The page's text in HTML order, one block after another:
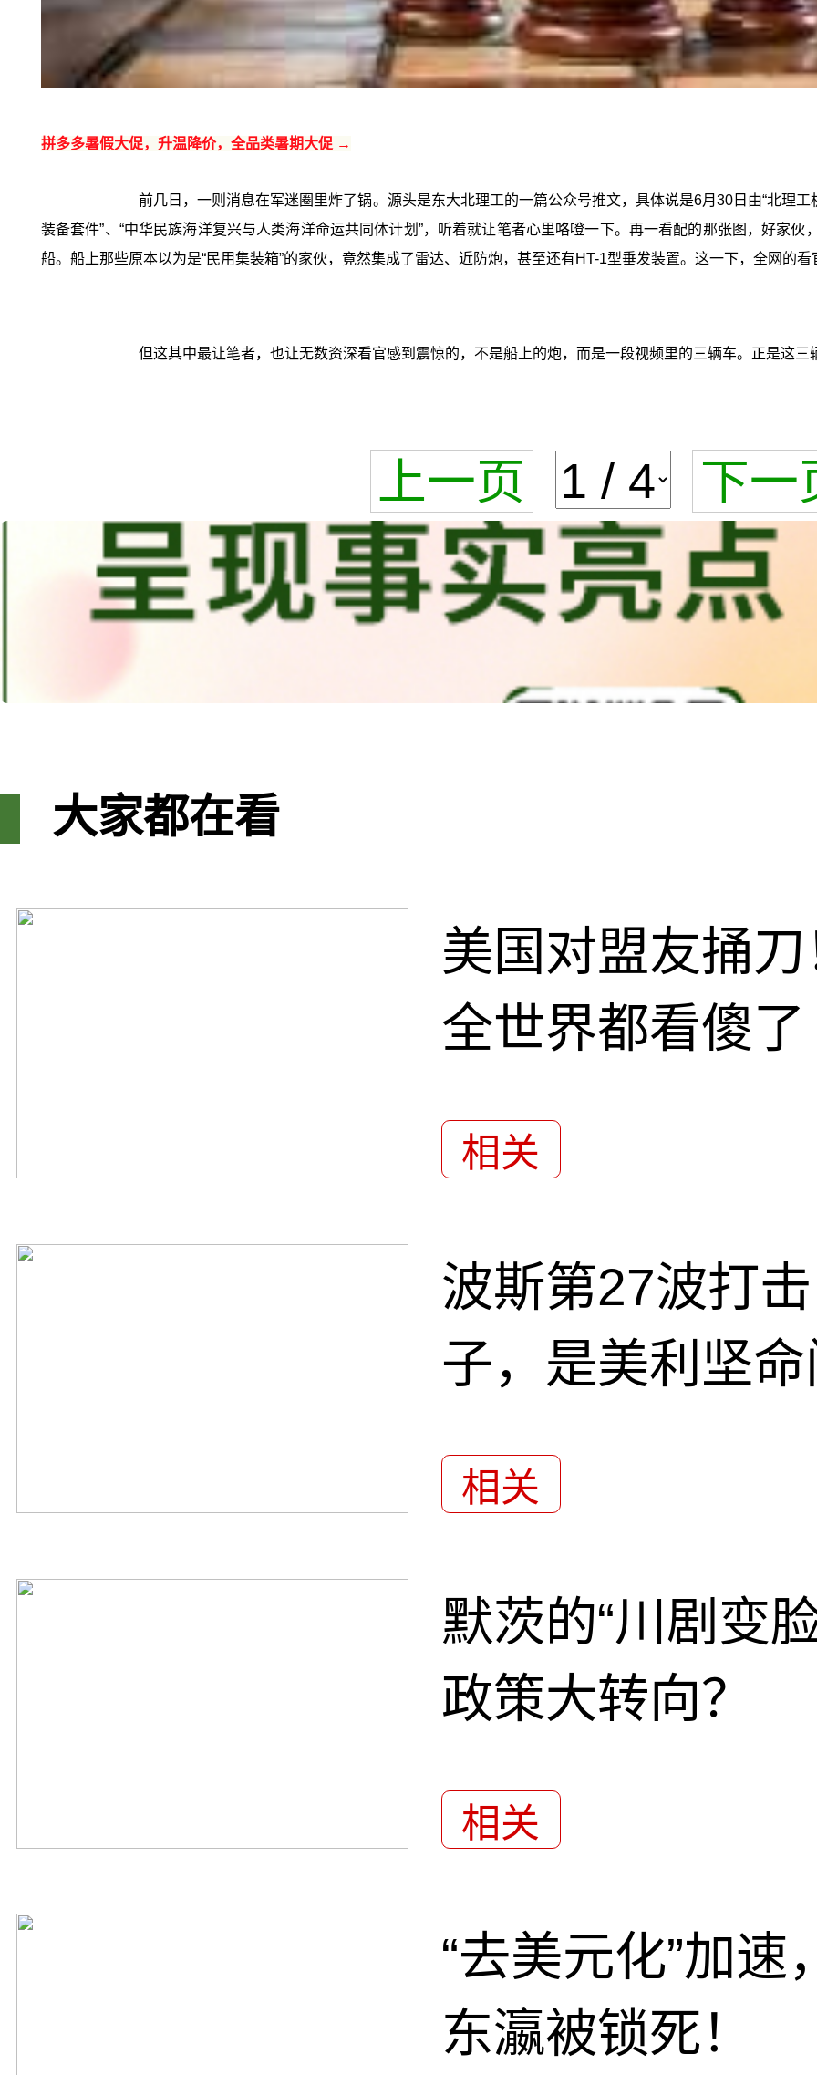
拼多多暑假大促，升温降价，全品类暑期大促 →
前几日，一则消息在军迷圈里炸了锅。源头是东大北理工的一篇公众号推文，具体说是6月30日由“北理
装备套件”、“中华民族海洋复兴与人类海洋命运共同体计划”，听着就让笔者心里咯噔一下。再一看配的那张图，好家伙
船。船上那些原本以为是“民用集装箱”的家伙，竟然集成了雷达、近防炮，甚至还有HT-1型垂发装置。这一下，全网的看
但这其中最让笔者，也让无数资深看官感到震惊的，不是船上的炮，而是一段视频里的三辆车。正是这三
上一页 下一
大家都在看
美国对盟友捅
全世界都看傻了
相关
波斯第27波打
子，是美利坚
相关
默茨的“川剧变
政策大转向？
相关
“去美元化”加
东瀛被锁死！